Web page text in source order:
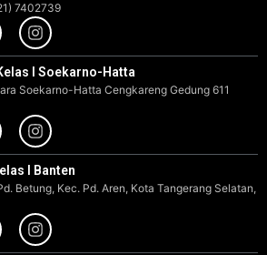
7402739
I Soekarno-Hatta
Soekarno-Hatta Cengkareng Gedung 611
I Banten
Betung, Kec. Pd. Aren, Kota Tangerang Selatan,